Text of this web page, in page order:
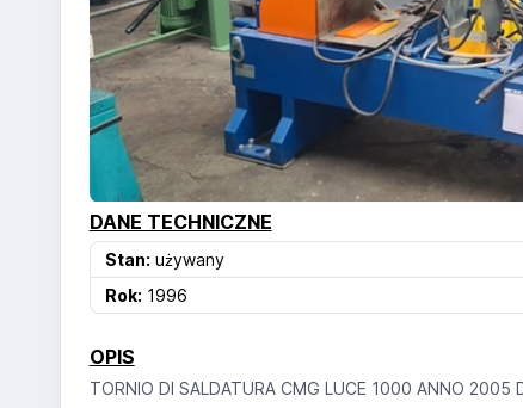
DANE TECHNICZNE
Stan: używany
Rok: 1996
OPIS
TORNIO DI SALDATURA CMG LUCE 1000 ANNO 2005